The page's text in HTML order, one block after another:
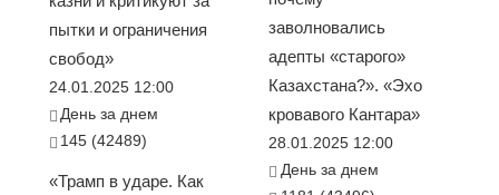
пытки и ограничения
свобод»
24.01.2025 12:00
День за днем
145 (42489)
«Трамп в ударе. Как
заволновались
адепты «старого»
Казахстана?». «Эхо
кровавого Кантара»
28.01.2025 12:00
День за днем